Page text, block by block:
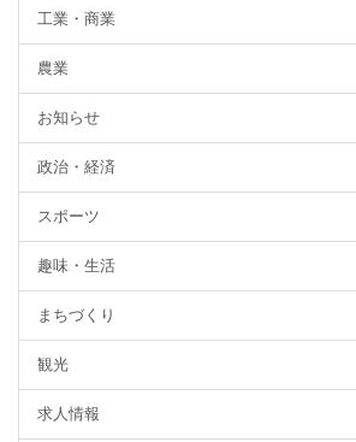
工業・商業
農業
お知らせ
政治・経済
スポーツ
趣味・生活
まちづくり
観光
求人情報